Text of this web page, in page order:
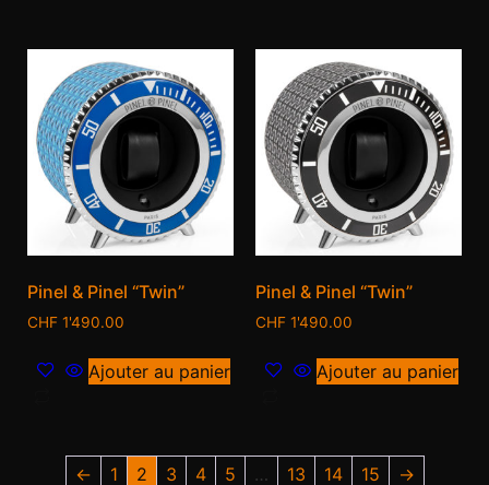
Pinel & Pinel “Twin”
CHF 1'490.00
Ajouter au panier
Pinel & Pinel “Twin”
CHF 1'490.00
Ajouter au panier
← 1 2 3 4 5 … 13 14 15 →